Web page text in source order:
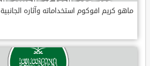
ماهو كريم افوكوم استخداماته وآثاره الجانبية